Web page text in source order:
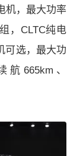
机，最大功率
，CLTC纯电
可选，最大功
航665km、